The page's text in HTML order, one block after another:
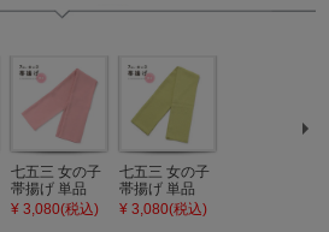
七五三 女の子
帯揚げ 単品
「灰桃色」日
本製 7歳 女児
¥ 3,080(税込)
七五三 女の子
帯揚げ 単品
「若葉色」日
本製 7歳 女児
¥ 3,080(税込)